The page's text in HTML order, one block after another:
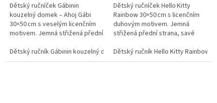
Dětský ručníček Gábinin
kouzelný domek – Ahoj Gábi
30×50 cm s veselým licenčním
motivem. Jemná střižená přední
100% bavlna.
Dětský ručník Gábinin kouzelný domek Ahoj Gábi 30x50 cm
Dětský ručníček Hello Kitty
Rainbow 30×50 cm s licenčním
duhovým motivem. Jemná
střižená přední strana, savé
Dětský ručník Hello Kitty Rainbow